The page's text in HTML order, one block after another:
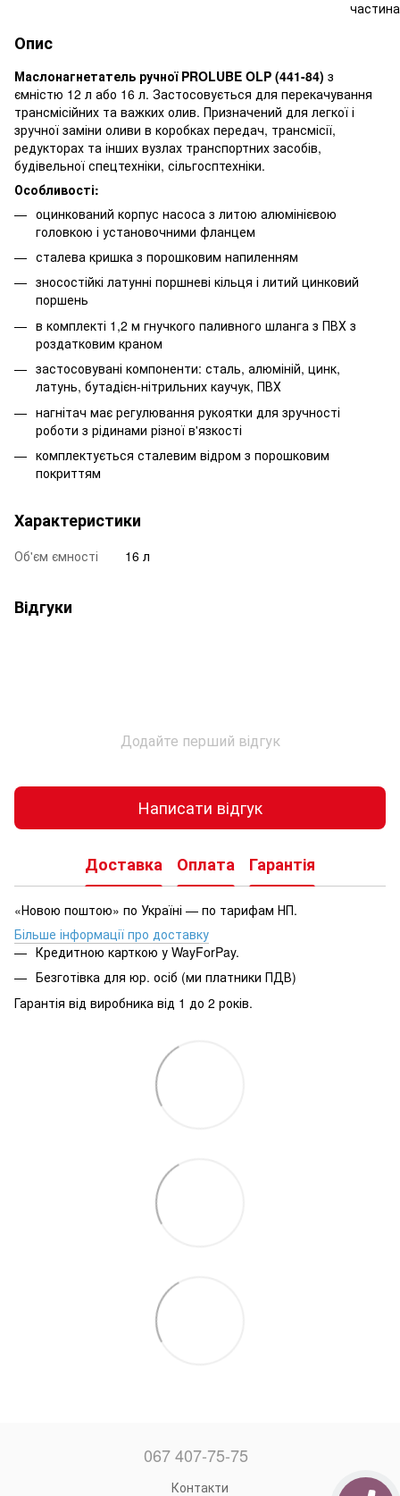
Опис
Маслонагнетатель ручної PROLUBE OLP (441-84) з
ємністю 12 л або 16 л. Застосовується для перекачування
трансмісійних та важких олив. Призначений для легкої і
зручної заміни оливи в коробках передач, трансмісії,
редукторах та інших вузлах транспортних засобів,
будівельної спецтехніки, сільгосптехніки.
Особливості:
оцинкований корпус насоса з литою алюмінієвою
головкою і установочними фланцем
сталева кришка з порошковим напиленням
зносостійкі латунні поршневі кільця і ​​литий цинковий
поршень
в комплекті 1,2 м гнучкого паливного шланга з ПВХ з
роздатковим краном
застосовувані компоненти: сталь, алюміній, цинк,
латунь, бутадієн-нітрильних каучук, ПВХ
нагнітач має регулювання рукоятки для зручності
роботи з рідинами різної в'язкості
комплектується сталевим відром з порошковим
покриттям
Характеристики
Об'єм ємності 16 л
Відгуки
Додайте перший відгук
Написати відгук
Доставка Оплата Гарантія
«Новою поштою» по Україні — по тарифам НП.
Більше інформації про доставку
Кредитною карткою у WayForPay.
Безготівка для юр. осіб (ми платники ПДВ)
Гарантія від виробника від 1 до 2 років.
067 407-75-75
Контакти